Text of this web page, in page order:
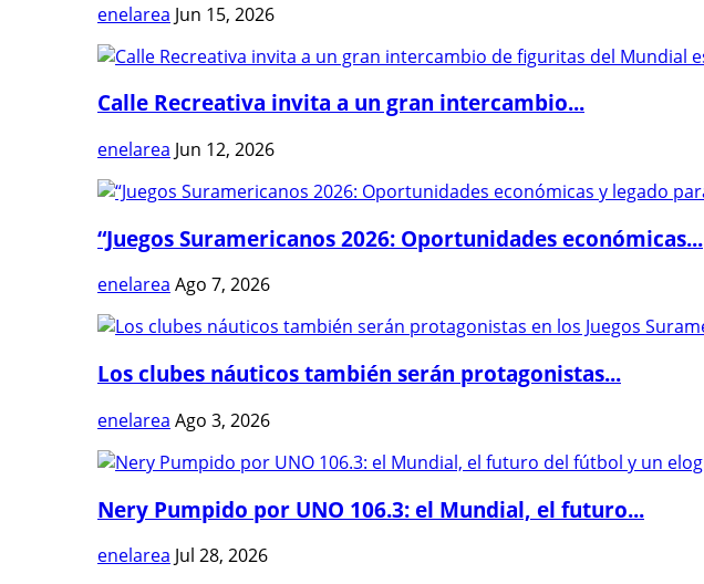
enelarea Jun 15, 2026
Calle Recreativa invita a un gran intercambio...
enelarea Jun 12, 2026
“Juegos Suramericanos 2026: Oportunidades económicas...
enelarea Ago 7, 2026
Los clubes náuticos también serán protagonistas...
enelarea Ago 3, 2026
Nery Pumpido por UNO 106.3: el Mundial, el futuro...
enelarea Jul 28, 2026